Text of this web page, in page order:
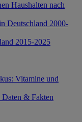
Haushalten nach
Deutschland 2000-
2015-2025
Vitamine und
& Fakten